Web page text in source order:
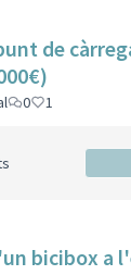
càrrega per a
0 1
bicibox a